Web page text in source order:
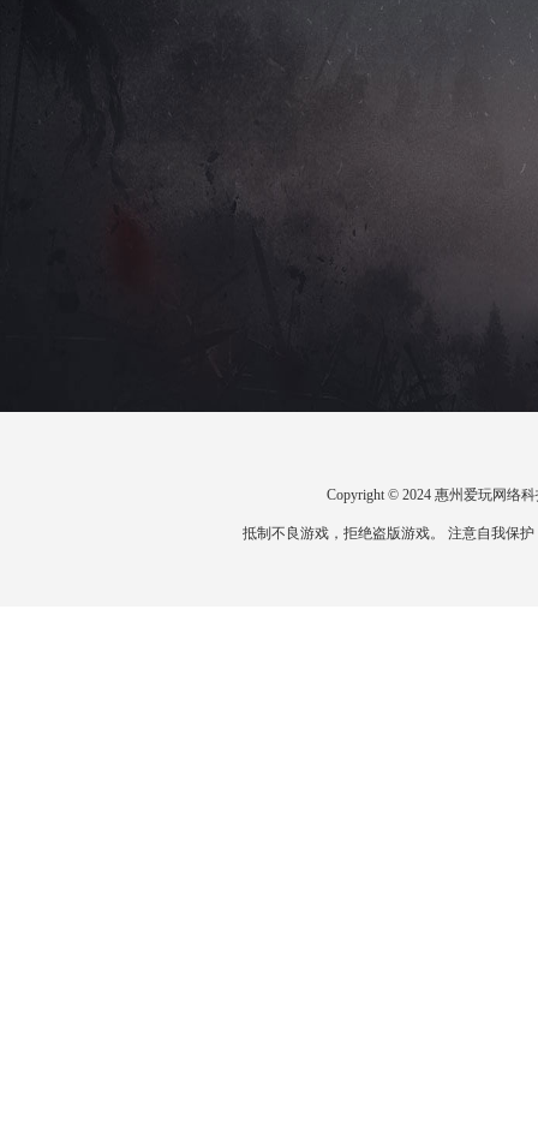
Copyright © 2024 惠州爱玩网络
抵制不良游戏，拒绝盗版游戏。 注意自我保